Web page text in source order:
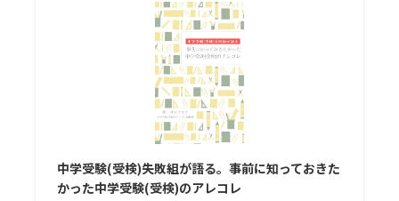
中学受験(受検)失敗組が語る。事前に知っておきた
かった中学受験(受検)のアレコレ